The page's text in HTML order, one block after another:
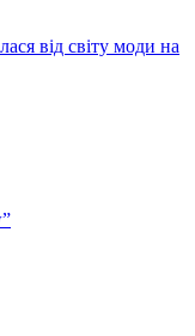
від світу моди на